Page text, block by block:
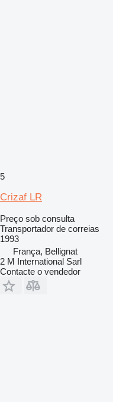
5
Crizaf LR
Preço sob consulta
Transportador de correias
1993
França, Bellignat
2 M International Sarl
Contacte o vendedor